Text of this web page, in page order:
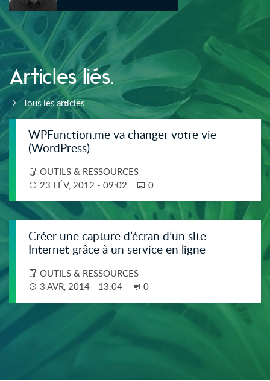
Articles liés.
Tous les articles
WPFunction.me va changer votre vie
(WordPress)
OUTILS & RESSOURCES
23 FÉV, 2012 - 09:02
0
Créer une capture d’écran d’un site
Internet grâce à un service en ligne
OUTILS & RESSOURCES
3 AVR, 2014 - 13:04
0